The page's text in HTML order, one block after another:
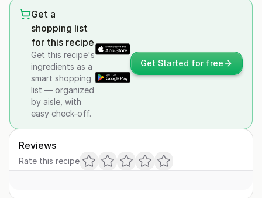
Get a
shopping list
for this recipe
Get this recipe's
ingredients as a
smart shopping
list — organized
by aisle, with
easy check-off.
Get Started for free
Reviews
Rate this recipe